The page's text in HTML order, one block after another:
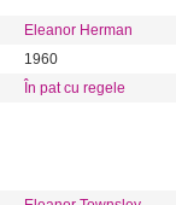
Eleanor Herman
1960
În pat cu regele